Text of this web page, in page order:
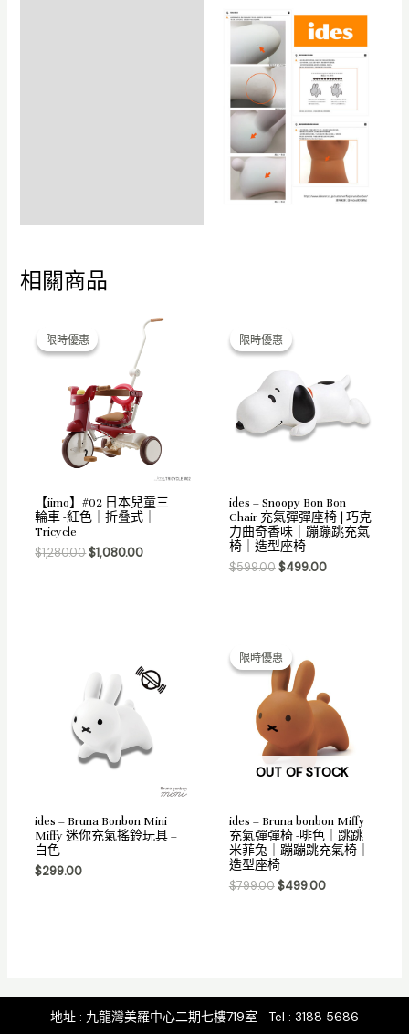
相關商品
限時優惠
限時優惠
【iimo】#02 日本兒童三
輪車 -紅色｜折叠式｜
Tricycle
$1,280.00
was:
$1,280.00.
$1,080.00
Current
price
is:
限時優惠
限時優惠
ides – Snoopy Bon Bon
Chair 充氣彈彈座椅 | 巧克
力曲奇香味｜蹦蹦跳充氣
椅｜造型座椅
$599.00
price
was:
$599.00.
$499.00
ides – Bruna Bonbon Mini
Miffy 迷你充氣搖鈴玩具 –
白色
$299.00
限時優惠
OUT OF STOCK
限時優惠
ides – Bruna bonbon Miffy
充氣彈彈椅 -啡色｜跳跳
米菲兔｜蹦蹦跳充氣椅｜
造型座椅
$799.00
price
was:
$799.00.
$499.00
地址 : 九龍灣美羅中心二期七樓719室 Tel : 3188 5686